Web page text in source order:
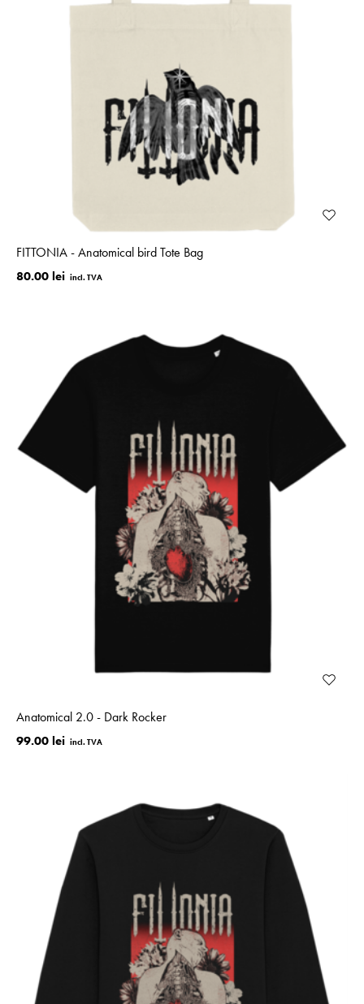
FITTONIA - Anatomical bird Tote Bag
80.00 lei
Anatomical 2.0 - Dark Rocker
99.00 lei